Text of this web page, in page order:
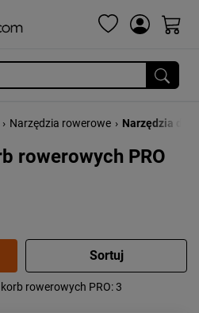
› Narzędzia rowerowe › Narzędzia do
rowerowych PRO
rowerowych PRO: 3